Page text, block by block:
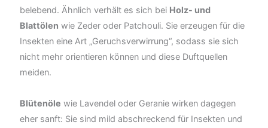
belebend. Ähnlich verhält es sich bei Holz- und
Blattölen wie Zeder oder Patchouli. Sie erzeugen für die
Insekten eine Art „Geruchsverwirrung“, sodass sie sich
nicht mehr orientieren können und diese Duftquellen
meiden.
Blütenöle wie Lavendel oder Geranie wirken dagegen
eher sanft: Sie sind mild abschreckend für Insekten und